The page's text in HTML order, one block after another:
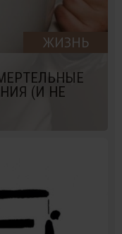
ЖИЗНЬ
(И НЕ